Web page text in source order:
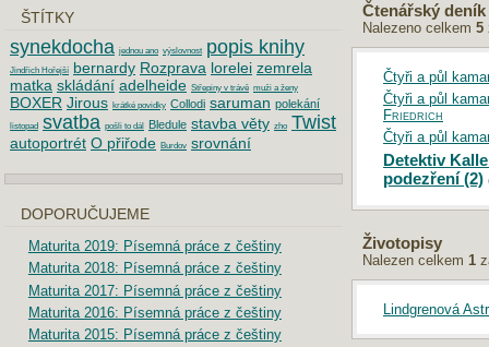
Čtenářský deník
Nalezeno celkem 5
Čtyři a půl
Čtyři a půl
Friedrich
Čtyři a půl
Detektiv
podezření (2)
Životopisy
Nalezen celkem 1
Lindgrenová
ŠTÍTKY
synekdocha jednou ano výslovnost popis knihy
Jindřich Hořejší bernardy Rozprava lorelei zemrela
matka skládání adelheide Střepiny v trávě muži a ženy
BOXER Jirous krátké povidky Collodi saruman polekání
listopad svatba pošli to dál Bledule stavba věty zho Twist
autoportrét O přiřode Burdov srovnání
DOPORUČUJEME
Maturita 2019: Písemná práce z češtiny
Maturita 2018: Písemná práce z češtiny
Maturita 2017: Písemná práce z češtiny
Maturita 2016: Písemná práce z češtiny
Maturita 2015: Písemná práce z češtiny